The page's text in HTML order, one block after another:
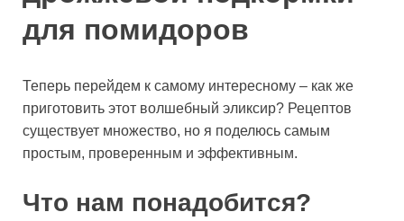
для помидоров
Теперь перейдем к самому интересному – как же
приготовить этот волшебный эликсир? Рецептов
существует множество, но я поделюсь самым
простым, проверенным и эффективным.
Что нам понадобится?